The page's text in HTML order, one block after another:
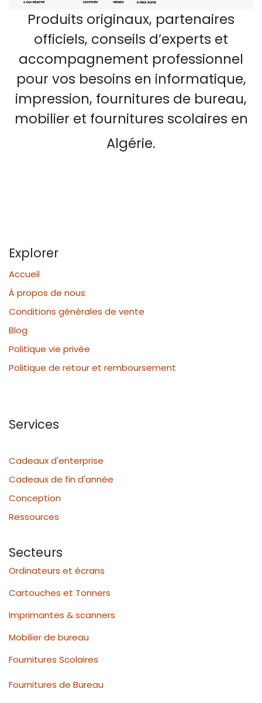
Produits originaux, partenaires
officiels, conseils d’experts et
accompagnement professionnel
pour vos besoins en informatique,
impression, fournitures de bureau,
mobilier et fournitures scolaires en
Algérie.
Explorer
Accueil
À propos de nous
Conditions générales de vente
Blog
Politique vie privée
Politique de retour et remboursement
Services
Cadeaux d'enterprise
Cadeaux de fin d'année
Conception
Ressources
Secteurs
Ordinateurs et écrans
Cartouches et Tonners
Imprimantes & scanners
Mobilier de bureau
Fournitures Scolaires
Fournitures de Bureau